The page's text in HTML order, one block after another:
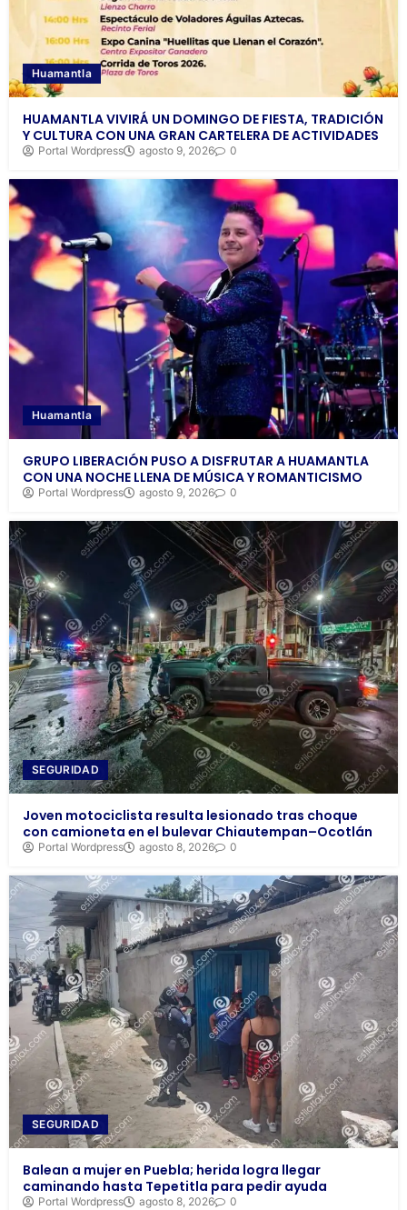
Huamantla
HUAMANTLA VIVIRÁ UN DOMINGO DE FIESTA, TRADICIÓN
Y CULTURA CON UNA GRAN CARTELERA DE ACTIVIDADES
Portal Wordpress agosto 9, 2026 0
Huamantla
GRUPO LIBERACIÓN PUSO A DISFRUTAR A HUAMANTLA
CON UNA NOCHE LLENA DE MÚSICA Y ROMANTICISMO
Portal Wordpress agosto 9, 2026 0
SEGURIDAD
Joven motociclista resulta lesionado tras choque
con camioneta en el bulevar Chiautempan–Ocotlán
Portal Wordpress agosto 8, 2026 0
SEGURIDAD
Balean a mujer en Puebla; herida logra llegar
caminando hasta Tepetitla para pedir ayuda
Portal Wordpress agosto 8, 2026 0